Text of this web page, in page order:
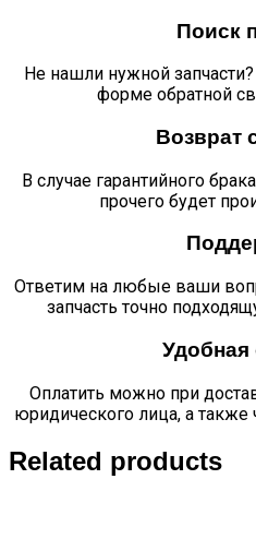
Поиск
Не нашли нужной
форме обратной
Возврат
В случае гарантийного
прочего будет
Ответим на любые ваши
запчасть точно
Удобная
Оплатить можно при
юридического лица, а также
Related products